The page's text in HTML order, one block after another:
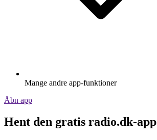
Mange andre app-funktioner
Åbn app
Hent den gratis radio.dk-app